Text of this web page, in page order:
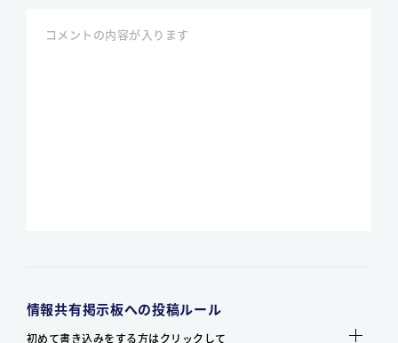
情報共有掲示板への投稿ルール
初めて書き込みをする方はクリックして